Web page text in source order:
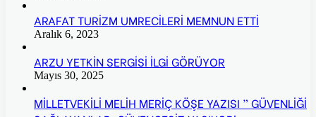
ARAFAT TURİZM UMRECİLERİ MEMNUN ETTİ
Aralık 6, 2023
ARZU YETKİN SERGİSİ İLGİ GÖRÜYOR
Mayıs 30, 2025
MİLLETVEKİLİ MELİH MERİÇ KÖŞE YAZISI ” GÜVENLİĞİ